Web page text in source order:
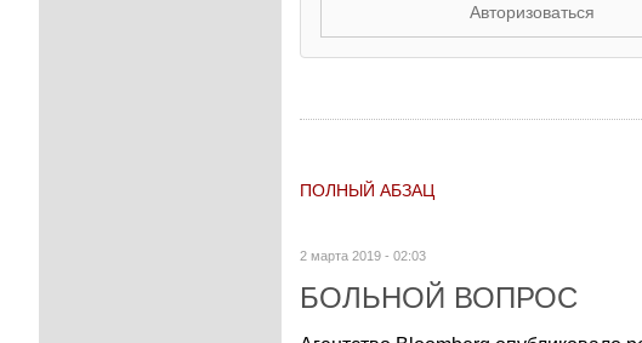
Авторизоваться
ПОЛНЫЙ АБЗАЦ
2 марта 2019 - 02:03
БОЛЬНОЙ ВОПРОС